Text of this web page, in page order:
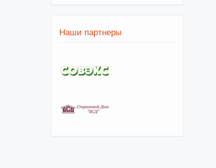
Наши партнеры